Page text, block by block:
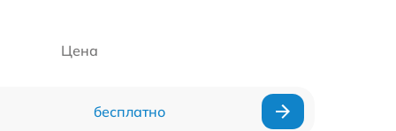
Цена
бесплатно